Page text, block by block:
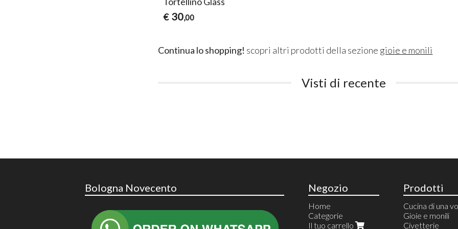
€ 30,00
Continua lo shopping! scopri altri prodotti della sezione gioie e monili
Visti di recente
Bologna Novecento Negozio
Home
Categorie
Il tuo carrello
Prodotti
Cucina di una
Gioie e monili
Civetterie